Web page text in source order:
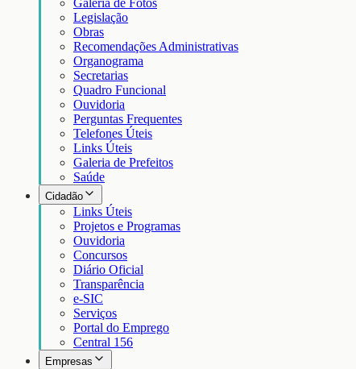
Galeria de Fotos
Legislação
Obras
Recomendações Administrativas
Organograma
Secretarias
Quadro Funcional
Ouvidoria
Perguntas Frequentes
Telefones Úteis
Links Úteis
Galeria de Prefeitos
Saúde
Cidadão
Links Úteis
Projetos e Programas
Ouvidoria
Concursos
Diário Oficial
Transparência
e-SIC
Serviços
Portal do Emprego
Central 156
Empresas